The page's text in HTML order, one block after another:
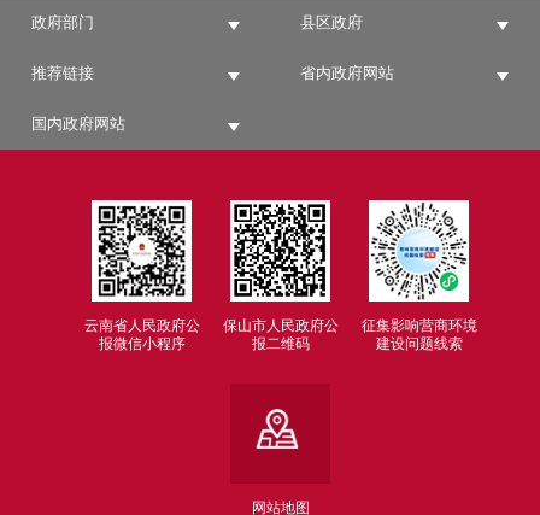
政府部门 县区政府
推荐链接 省内政府网站
国内政府网站
云南省人民政府公
报微信小程序
保山市人民政府公
报二维码
征集影响营商环境
建设问题线索
网站地图